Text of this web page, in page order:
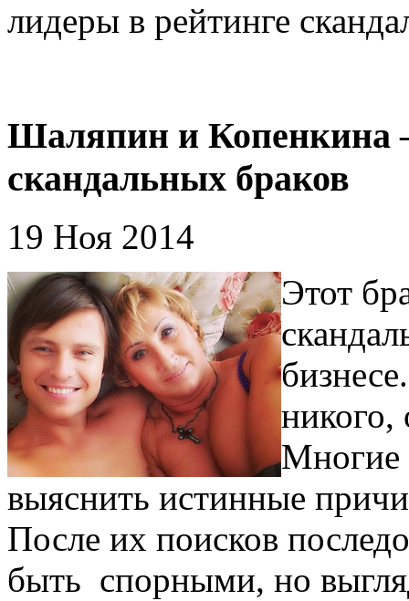
лидеры в рейтинге
Шаляпин и Копенкина
скандальных браков
19 Ноя 2014
Этот
никого,
Многие
выяснить истинные
После их поисков
быть спорными, но